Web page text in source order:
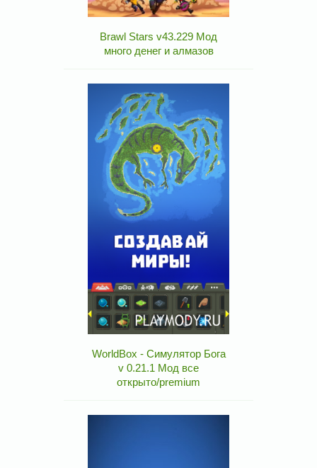
Brawl Stars v43.229 Мод
много денег и алмазов
WorldBox - Симулятор Бога
v 0.21.1 Мод все
открыто/premium